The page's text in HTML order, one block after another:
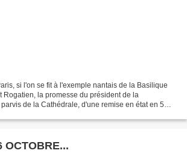
si l'on se fit à l'exemple nantais de la Basilique
Rogatien, la promesse du président de la
de la Cathédrale, d'une remise en état en 5
OCTOBRE...